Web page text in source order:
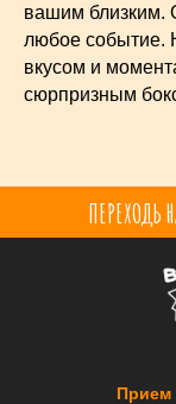
вашим близким.
любое событие.
вкусом и
сюрпризным
ПЕРЕХОДЬ
Прием